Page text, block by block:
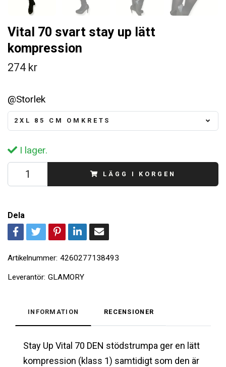
Vital 70 svart stay up lätt
kompression
274 kr
@Storlek
2XL 85 CM OMKRETS
I lager.
LÄGG I KORGEN
Dela
Artikelnummer: 4260277138493
Leverantör: GLAMORY
INFORMATION RECENSIONER
Stay Up Vital 70 DEN stödstrumpa ger en lätt
kompression (klass 1) samtidigt som den är